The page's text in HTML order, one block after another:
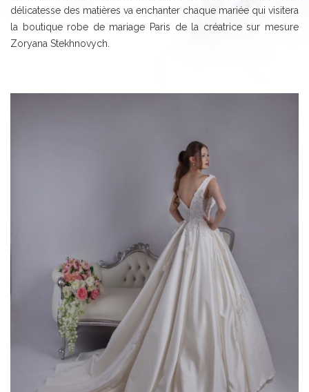
délicatesse des matières va enchanter chaque mariée qui visitera
la boutique robe de mariage Paris de la créatrice sur mesure
Zoryana Stekhnovych.